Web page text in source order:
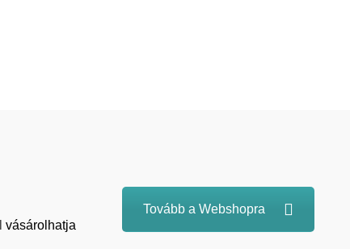
vásárolhatja
Tovább a Webshopra